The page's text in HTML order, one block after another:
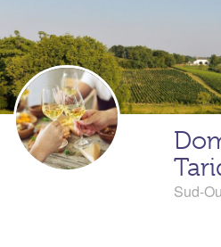
Sud-